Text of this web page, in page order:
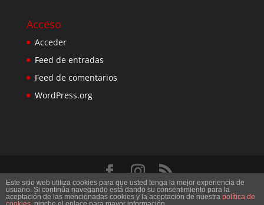
Acceso
Acceder
Feed de entradas
Feed de comentarios
WordPress.org
Diseñado porElegant Themes| Desarrollado por
Este sitio web utiliza cookies para que usted tenga la mejor experiencia de
usuario. Si continúa navegando está dando su consentimiento para la
aceptación de las mencionadas cookies y la aceptación de nuestra política de